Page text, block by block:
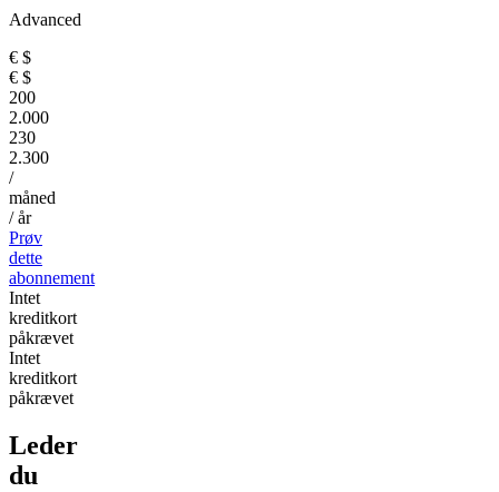
Advanced
€ $
€ $
200
2.000
230
2.300
/
måned
/ år
Prøv
dette
abonnement
Intet
kreditkort
påkrævet
Intet
kreditkort
påkrævet
Leder
du